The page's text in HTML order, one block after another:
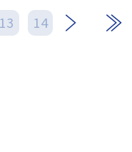
13 14
次 最後